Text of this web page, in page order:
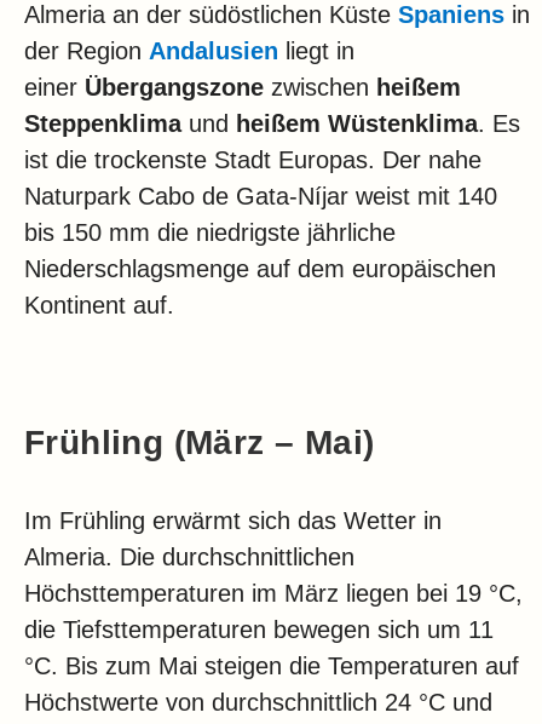
Almeria an der südöstlichen Küste Spaniens in
der Region Andalusien liegt in
einer Übergangszone zwischen heißem
Steppenklimaund heißem Wüstenklima. Es
ist die trockenste Stadt Europas. Der nahe
Naturpark Cabo de Gata-Níjar weist mit 140
bis 150 mm die niedrigste jährliche
Niederschlagsmenge auf dem europäischen
Kontinent auf.
Frühling (März – Mai)
Im Frühling erwärmt sich das Wetter in
Almeria. Die durchschnittlichen
Höchsttemperaturen im März liegen bei 19 °C,
die Tiefsttemperaturen bewegen sich um 11
°C. Bis zum Mai steigen die Temperaturen auf
Höchstwerte von durchschnittlich 24 °C und